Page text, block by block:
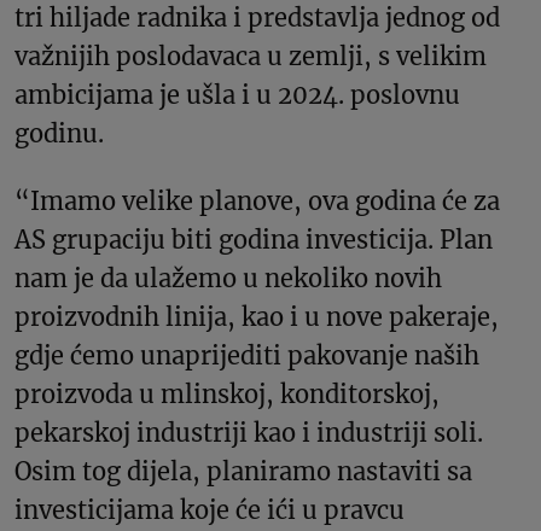
tri hiljade radnika i predstavlja jednog od
važnijih poslodavaca u zemlji, s velikim
ambicijama je ušla i u 2024. poslovnu
godinu.
“Imamo velike planove, ova godina će za
AS grupaciju biti godina investicija. Plan
nam je da ulažemo u nekoliko novih
proizvodnih linija, kao i u nove pakeraje,
gdje ćemo unaprijediti pakovanje naših
proizvoda u mlinskoj, konditorskoj,
pekarskoj industriji kao i industriji soli.
Osim tog dijela, planiramo nastaviti sa
investicijama koje će ići u pravcu